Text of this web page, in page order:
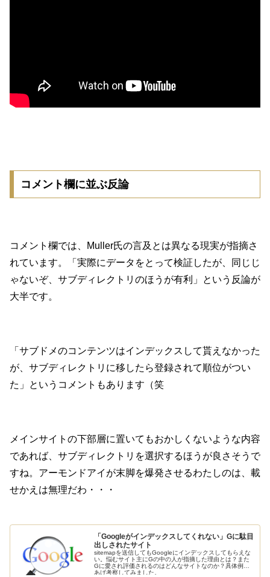
コメント欄に並ぶ反論
コメント欄では、Muller氏の言及とは異なる現実が指摘さ
れています。「実際にデータをとって検証したが、同じじ
ゃないぞ、サブディレクトリのほうが有利」という反論が
大半です。
「サブドメのコンテンツはインデックスして貰えなかった
が、サブディレクトリに移したら登録されて順位がつい
た」というコメントもあります（笑
メインサイトの下部層に置いてもおかしくないような内容
であれば、サブディレクトリを選択するほうが良さそうで
すね。アーモンドアイが末脚を爆発させるわたしのは、載
せかえは無理だわ・・・
「Googleがインデックスしてくれない」Gに駄目
出しされたサイト
sitemapを送信してもGoogleにインデックスしてもらえな
い。悩むサイト主にGの中の人が指摘した理由とは？また
Gに愛され評価されるのはどんなサイトなのか？具体例を
あげ考察してみました。